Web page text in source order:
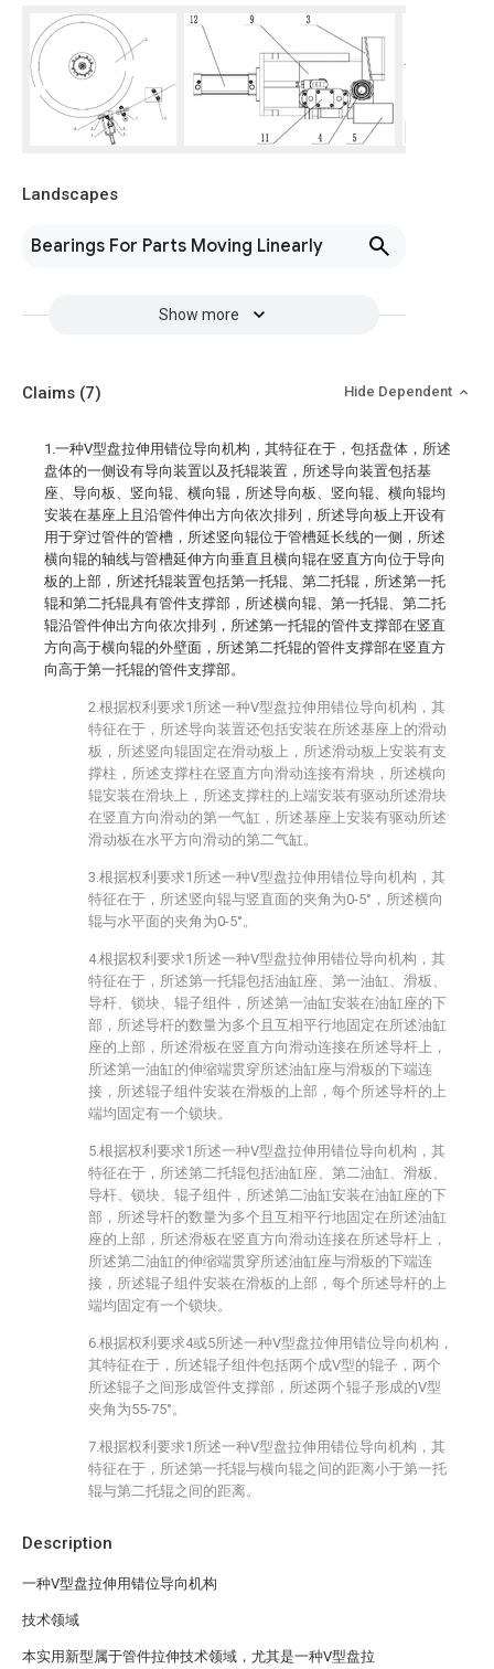
Landscapes
Bearings For Parts Moving Linearly
Show more
Description
一种V型盘拉伸用错位导向机构
技术领域
本实用新型属于管件拉伸技术领域，尤其是一种V型盘拉
Claims (7) Hide Dependent
1.一种V型盘拉伸用错位导向机构，其特征在于，包括盘体，所述
盘体的一侧设有导向装置以及托辊装置，所述导向装置包括基
座、导向板、竖向辊、横向辊，所述导向板、竖向辊、横向辊均
安装在基座上且沿管件伸出方向依次排列，所述导向板上开设有
用于穿过管件的管槽，所述竖向辊位于管槽延长线的一侧，所述
横向辊的轴线与管槽延伸方向垂直且横向辊在竖直方向位于导向
板的上部，所述托辊装置包括第一托辊、第二托辊，所述第一托
辊和第二托辊具有管件支撑部，所述横向辊、第一托辊、第二托
辊沿管件伸出方向依次排列，所述第一托辊的管件支撑部在竖直
方向高于横向辊的外壁面，所述第二托辊的管件支撑部在竖直方
向高于第一托辊的管件支撑部。
2.根据权利要求1所述一种V型盘拉伸用错位导向机构，其
特征在于，所述导向装置还包括安装在所述基座上的滑动
板，所述竖向辊固定在滑动板上，所述滑动板上安装有支
撑柱，所述支撑柱在竖直方向滑动连接有滑块，所述横向
辊安装在滑块上，所述支撑柱的上端安装有驱动所述滑块
在竖直方向滑动的第一气缸，所述基座上安装有驱动所述
滑动板在水平方向滑动的第二气缸。
3.根据权利要求1所述一种V型盘拉伸用错位导向机构，其
特征在于，所述竖向辊与竖直面的夹角为0-5°，所述横向
辊与水平面的夹角为0-5°。
4.根据权利要求1所述一种V型盘拉伸用错位导向机构，其
特征在于，所述第一托辊包括油缸座、第一油缸、滑板、
导杆、锁块、辊子组件，所述第一油缸安装在油缸座的下
部，所述导杆的数量为多个且互相平行地固定在所述油缸
座的上部，所述滑板在竖直方向滑动连接在所述导杆上，
所述第一油缸的伸缩端贯穿所述油缸座与滑板的下端连
接，所述辊子组件安装在滑板的上部，每个所述导杆的上
端均固定有一个锁块。
5.根据权利要求1所述一种V型盘拉伸用错位导向机构，其
特征在于，所述第二托辊包括油缸座、第二油缸、滑板、
导杆、锁块、辊子组件，所述第二油缸安装在油缸座的下
部，所述导杆的数量为多个且互相平行地固定在所述油缸
座的上部，所述滑板在竖直方向滑动连接在所述导杆上，
所述第二油缸的伸缩端贯穿所述油缸座与滑板的下端连
接，所述辊子组件安装在滑板的上部，每个所述导杆的上
端均固定有一个锁块。
6.根据权利要求4或5所述一种V型盘拉伸用错位导向机构，
其特征在于，所述辊子组件包括两个成V型的辊子，两个
所述辊子之间形成管件支撑部，所述两个辊子形成的V型
夹角为55-75°。
7.根据权利要求1所述一种V型盘拉伸用错位导向机构，其
特征在于，所述第一托辊与横向辊之间的距离小于第一托
辊与第二托辊之间的距离。